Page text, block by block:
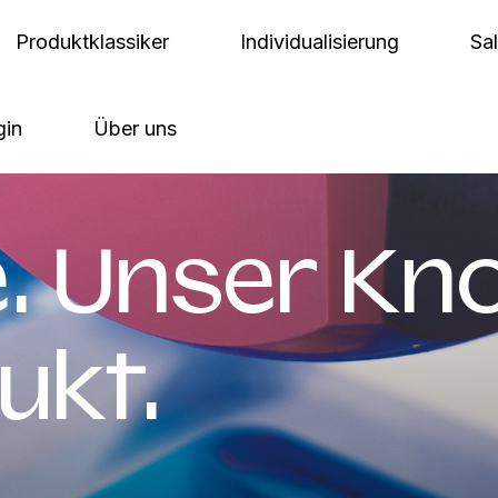
Produktklassiker Individualisierung
Über uns
Unser